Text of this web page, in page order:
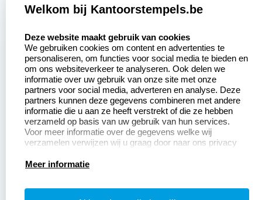
Aanvraag op maat
Betaling &
Verzending
Wederverkoper
worden
Contact opnemen
Veel gestelde vragen
Retourneren
Herroepingsrecht
Productinformatie:
Instructiepagina
Welkom bij Kantoorstempels.be
Deze website maakt gebruik van cookies
We gebruiken cookies om content en advertenties te
personaliseren, om functies voor social media te bieden en
om ons websiteverkeer te analyseren. Ook delen we
informatie over uw gebruik van onze site met onze
partners voor social media, adverteren en analyse. Deze
partners kunnen deze gegevens combineren met andere
informatie die u aan ze heeft verstrekt of die ze hebben
verzameld op basis van uw gebruik van hun services.
Voor meer informatie over de gegevens welke wij
verzamelen verwijzen wij u graag door naar ons privacy
Meer informatie